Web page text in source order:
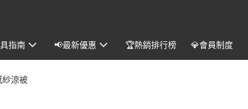
指南 📢最新優惠 🏆熱銷排行榜 💎會員制度
紗涼被